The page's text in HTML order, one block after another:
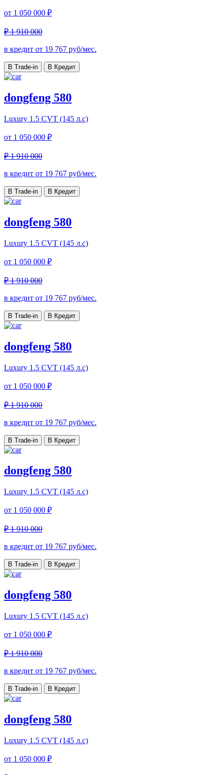
от 1 050 000 ₽
₽ 1 910 000
в кредит от 19 767 руб/мес.
В Trade-in В Кредит
dongfeng 580
Luxury 1.5 CVT (145 л.с)
от 1 050 000 ₽
₽ 1 910 000
в кредит от 19 767 руб/мес.
В Trade-in В Кредит
dongfeng 580
Luxury 1.5 CVT (145 л.с)
от 1 050 000 ₽
₽ 1 910 000
в кредит от 19 767 руб/мес.
В Trade-in В Кредит
dongfeng 580
Luxury 1.5 CVT (145 л.с)
от 1 050 000 ₽
₽ 1 910 000
в кредит от 19 767 руб/мес.
В Trade-in В Кредит
dongfeng 580
Luxury 1.5 CVT (145 л.с)
от 1 050 000 ₽
₽ 1 910 000
в кредит от 19 767 руб/мес.
В Trade-in В Кредит
dongfeng 580
Luxury 1.5 CVT (145 л.с)
от 1 050 000 ₽
₽ 1 910 000
в кредит от 19 767 руб/мес.
В Trade-in В Кредит
dongfeng 580
Luxury 1.5 CVT (145 л.с)
от 1 050 000 ₽